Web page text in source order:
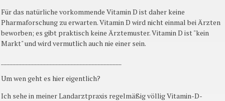
Für das natürliche vorkommende Vitamin D ist daher keine
Pharmaforschung zu erwarten. Vitamin D wird nicht einmal bei Ärzten
beworben; es gibt praktisch keine Ärztemuster. Vitamin D ist "kein
Markt" und wird vermutlich auch nie einer sein.
Um wen geht es hier eigentlich?
Ich sehe in meiner Landarztpraxis regelmäßig völlig Vitamin-D-